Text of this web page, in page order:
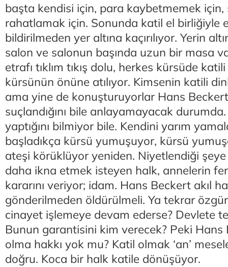
başta kendisi için, para kaybetmemek
rahatlamak için. Sonunda katil el birliğiyle
bildirilmeden yer altına kaçırılıyor. Yerin
salon ve salonun başında uzun bir masa
etrafı tıklım tıkış dolu, herkes kürsüde
kürsünün önüne atılıyor. Kimsenin katili
ama yine de konuşturuyorlar Hans
suçlandığını bile anlayamayacak
yaptığını bilmiyor bile. Kendini yarım
başladıkça kürsü yumuşuyor, kürsü
ateşi körüklüyor yeniden. Niyetlendiği
daha ikna etmek isteyen halk, annelerin
kararını veriyor; idam. Hans Beckert akıl
gönderilmeden öldürülmeli. Ya tekrar
cinayet işlemeye devam ederse? Devlete
Bunun garantisini kim verecek? Peki Hans
olma hakkı yok mu? Katil olmak ‘an’
doğru. Koca bir halk katile dönüşüyor.